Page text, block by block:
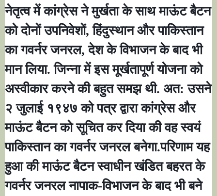
नेतृत्व में कांग्रेस ने मुर्खता के साथ माऊंट बैटन
को दोनों उपनिवेशों,हिंदुस्थान और पाकिस्तान
का गवर्नर जनरल,देश के विभाजन के बाद भी
मान लिया. जिन्ना में इस मूर्खतापूर्ण योजना को
अस्वीकार करने की बहुत समझ थी. अत: उसने
२ जुलाई १९४७ को पत्र द्वारा कांग्रेस और
माऊंट बैटन को सूचित कर दिया की वह स्वयं
पाकिस्तान का गवर्नर जनरल बनेगा.परिणाम यह
हुआ की माऊंट बैटन स्वाधीन खंडित बहरत के
गवर्नर जनरल नापाक-विभाजन के बाद भी बने